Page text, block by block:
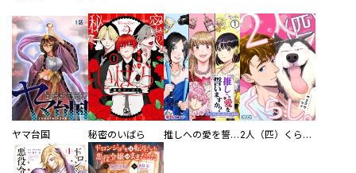
ヤマ台国 秘密のいばら 推しへの愛を誓いますか？～アラサー女子、推しは逃げぬが人生逃げる～ 2人（匹）くらし。